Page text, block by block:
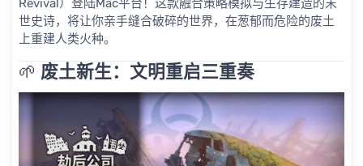
Revival）登陆Mac平台！这款融合策略模拟与生存建造的末
世史诗，将让你亲手缝合破碎的世界，在葱郁而危险的废土
上重建人类火种。
🌱 ​ 废土新生：文明重启三重奏